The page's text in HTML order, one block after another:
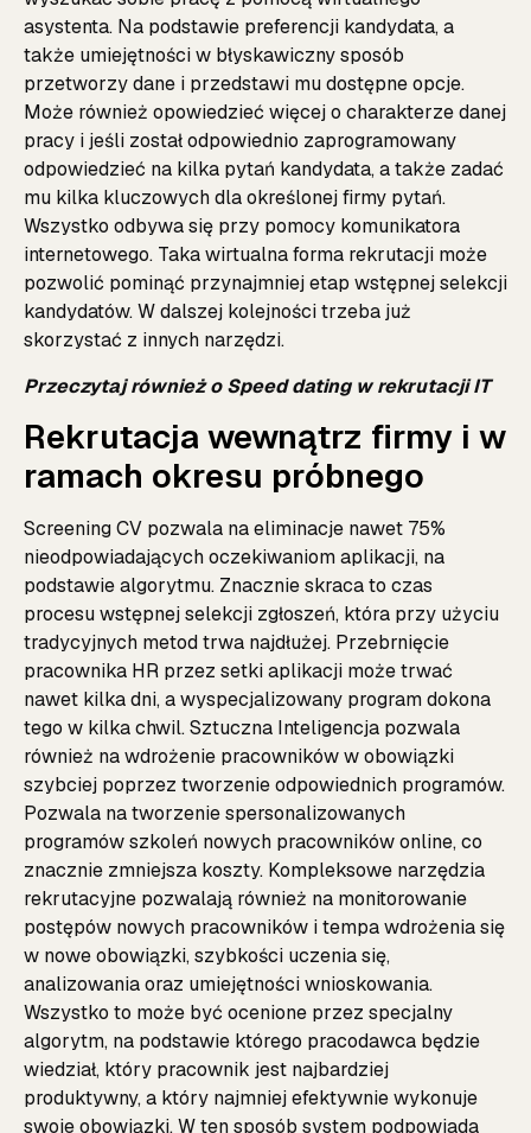
asystenta. Na podstawie preferencji kandydata, a
także umiejętności w błyskawiczny sposób
przetworzy dane i przedstawi mu dostępne opcje.
Może również opowiedzieć więcej o charakterze danej
pracy i jeśli został odpowiednio zaprogramowany
odpowiedzieć na kilka pytań kandydata, a także zadać
mu kilka kluczowych dla określonej firmy pytań.
Wszystko odbywa się przy pomocy komunikatora
internetowego. Taka wirtualna forma rekrutacji może
pozwolić pominąć przynajmniej etap wstępnej selekcji
kandydatów. W dalszej kolejności trzeba już
skorzystać z innych narzędzi.
Przeczytaj również oSpeed dating w rekrutacji IT
Rekrutacja wewnątrz firmy i w
ramach okresu próbnego
Screening CV pozwala na eliminacje nawet 75%
nieodpowiadających oczekiwaniom aplikacji, na
podstawie algorytmu. Znacznie skraca to czas
procesu wstępnej selekcji zgłoszeń, która przy użyciu
tradycyjnych metod trwa najdłużej. Przebrnięcie
pracownika HR przez setki aplikacji może trwać
nawet kilka dni, a wyspecjalizowany program dokona
tego w kilka chwil. Sztuczna Inteligencja pozwala
również na wdrożenie pracowników w obowiązki
szybciej poprzez tworzenie odpowiednich programów.
Pozwala na tworzenie spersonalizowanych
programów szkoleń nowych pracowników online, co
znacznie zmniejsza koszty. Kompleksowe narzędzia
rekrutacyjne pozwalają również na monitorowanie
postępów nowych pracowników i tempa wdrożenia się
w nowe obowiązki, szybkości uczenia się,
analizowania oraz umiejętności wnioskowania.
Wszystko to może być ocenione przez specjalny
algorytm, na podstawie którego pracodawca będzie
wiedział, który pracownik jest najbardziej
produktywny, a który najmniej efektywnie wykonuje
swoje obowiązki. W ten sposób system podpowiada